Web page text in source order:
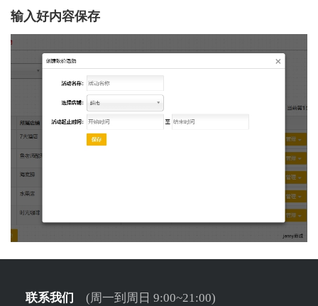
输入好内容保存
联系我们
(周一到周日 9:00~21:00)